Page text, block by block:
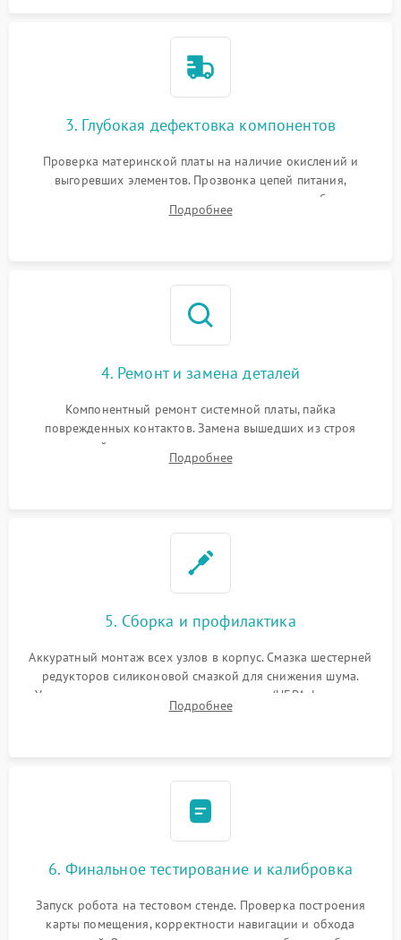
3. Глубокая дефектовка компонентов
Проверка материнской платы на наличие окислений и
выгоревших элементов. Прозвонка цепей питания,
тестирование приводных моторов колес и турбины
всасывания. Оценка состояния оптических и инфракрасных
Подробнее
4. Ремонт и замена деталей
Компонентный ремонт системной платы, пайка
поврежденных контактов. Замена вышедших из строя
двигателей, изношенного аккумулятора, неисправного
лидара или помпы подачи воды. Восстановление шлейфов и
Подробнее
5. Сборка и профилактика
Аккуратный монтаж всех узлов в корпус. Смазка шестерней
редукторов силиконовой смазкой для снижения шума.
Установка новых расходных материалов (HEPA-фильтров,
микрофибры, щеток). Надежная фиксация разъемов и
Подробнее
6. Финальное тестирование и калибровка
Запуск робота на тестовом стенде. Проверка построения
карты помещения, корректности навигации и обхода